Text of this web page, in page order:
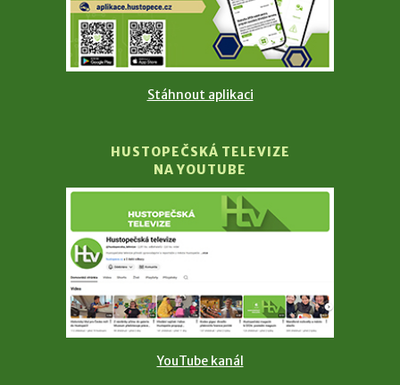
Stáhnout aplikaci
HUSTOPEČSKÁ TELEVIZE
NA YOUTUBE
YouTube kanál